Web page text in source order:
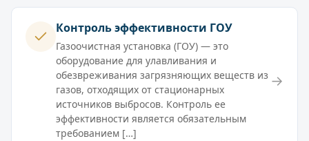
Контроль эффективности ГОУ
Газоочистная установка (ГОУ) — это
оборудование для улавливания и
обезвреживания загрязняющих веществ из
газов, отходящих от стационарных
источников выбросов. Контроль ее
эффективности является обязательным
требованием […]
→